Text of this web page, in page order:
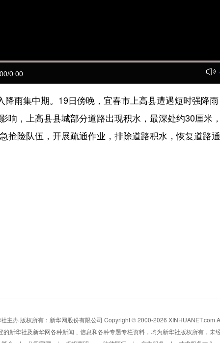
/0:00
雨集中期。19日傍晚，宜春市上高县遭遇短时强降
响，上高县县城部分道路出现积水，最深处约30厘米
抢险队伍，开展疏通作业，排除道路积水，恢复道路通
社主办 版权所有：新华网股份有限公司 Copyright © 2000-2026 XINHUANET.com
的新华社及新华网各种新闻﹑信息和各种专题专栏资料，均为新华社版权所有，未